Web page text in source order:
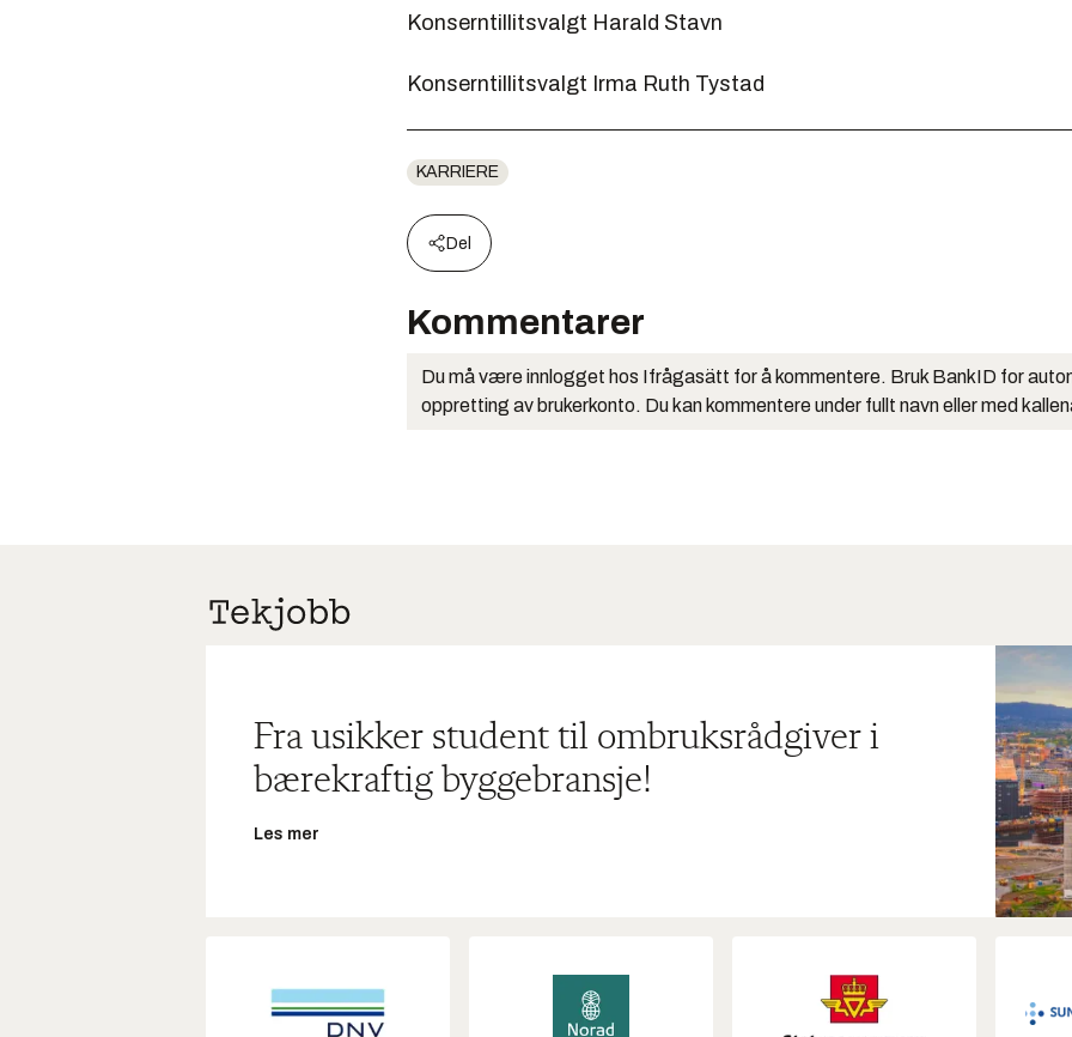
Konserntillitsvalgt Harald Stavn
Konserntillitsvalgt Irma Ruth Tystad
KARRIERE
Del
Kommentarer
Du må være innlogget hos Ifrågasätt for å kommentere. Bruk BankID for
oppretting av brukerkonto. Du kan kommentere under fullt navn eller med
Fra usikker student til ombruksrådgiver i
bærekraftig byggebransje!
Les mer